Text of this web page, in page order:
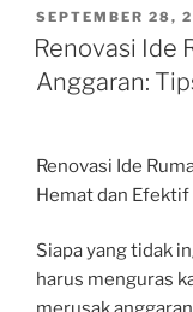
POSTED
ON
SEPTEMBER 28,
Renovasi Ide
Anggaran:
Renovasi Ide
Hemat dan Efektif
Siapa yang tidak
harus menguras